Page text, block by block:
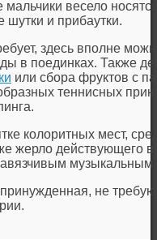
весело
шутки и прибаутки.
здесь вполне
в поединках. Также
или сбора фруктов с
теннисных
колоритных мест,
жерло действующего
не